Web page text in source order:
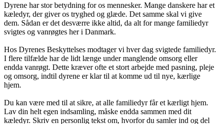
Dyrene har stor betydning for os mennesker. Mange danskere har et
kæledyr, der giver os tryghed og glæde. Det samme skal vi give
dem. Sådan er det desværre ikke altid, da alt for mange familiedyr
svigtes og vanrøgtes her i Danmark.
Hos Dyrenes Beskyttelses modtager vi hver dag svigtede familiedyr.
I flere tilfælde har de lidt længe under manglende omsorg eller
endda vanrøgt. Dette kræver ofte et stort arbejde med pasning, pleje
og omsorg, indtil dyrene er klar til at komme ud til nye, kærlige
hjem.
Du kan være med til at sikre, at alle familiedyr får et kærligt hjem.
Lav din helt egen indsamling, måske endda sammen med dit
kæledyr. Skriv en personlig tekst om, hvorfor du samler ind og del